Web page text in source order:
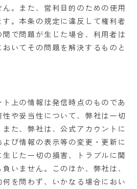
。また、営利目的のための使用
。本条の規定に違反して権利者
で問題が生じた場合、利用者は
いてその問題を解決するものと
上の情報は発信時点のものであ
や妥当性について、弊社は一切
た、弊社は、公式アカウントに
び情報の表示等の変更・更新に
じた一切の損害、トラブルに関
いません。このほか、弊社は、
を問わず、いかなる場合におい